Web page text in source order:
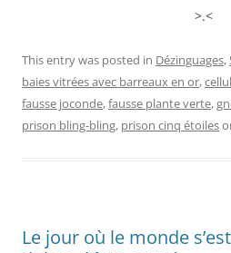
>.<
This entry was posted in Dézinguages,
baies vitrées avec barreaux en or,
fausse joconde,fausse plante verte,
prison bling-bling, prison cinq étoiles
Le jour où le monde